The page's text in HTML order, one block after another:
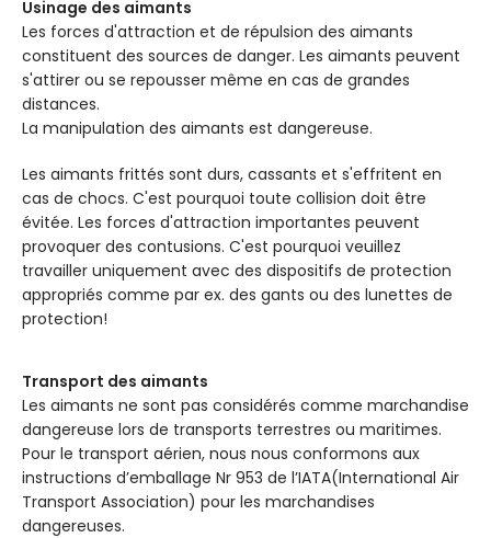
EXTRAS
d’ajustement
h6
Usinage des aimants
Les forces d'attraction et de répulsion des aimants
constituent des sources de danger. Les aimants peuvent
s'attirer ou se repousser même en cas de grandes
distances.
La manipulation des aimants est dangereuse.
Les aimants frittés sont durs, cassants et s'effritent en
cas de chocs. C'est pourquoi toute collision doit être
évitée. Les forces d'attraction importantes peuvent
provoquer des contusions. C'est pourquoi veuillez
travailler uniquement avec des dispositifs de protection
appropriés comme par ex. des gants ou des lunettes de
protection!
Transport des aimants
Les aimants ne sont pas considérés comme marchandise
dangereuse lors de transports terrestres ou maritimes.
Pour le transport aérien, nous nous conformons aux
instructions d’emballage Nr 953 de l’IATA(International Air
Transport Association) pour les marchandises
dangereuses.